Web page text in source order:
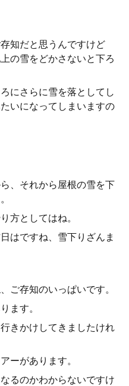
知だと思うんですけど
の雪をどかさないと下ろ
にさらに雪を落としてし
いになってしまいますの
、それから屋根の雪を下
方としてはね。
はですね、雪下りざんま
ご存知のいっぱいです。
ます。
きかけしてきましたけれ
ーがあります。
るのかわからないですけ